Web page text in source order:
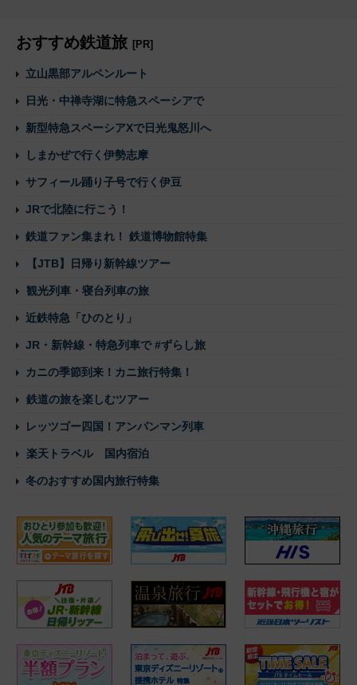
おすすめ鉄道旅 [PR]
立山黒部アルペンルート
日光・中禅寺湖に特急スペーシアで
新型特急スペーシアXで日光鬼怒川へ
しまかぜで行く伊勢志摩
サフィール踊り子号で行く伊豆
JRで北陸に行こう！
鉄道ファン集まれ！ 鉄道博物館特集
【JTB】日帰り新幹線ツアー
観光列車・寝台列車の旅
近鉄特急「ひのとり」
JR・新幹線・特急列車で #ずらし旅
カニの季節到来！カニ旅行特集！
鉄道の旅を楽しむツアー
レッツゴー四国！アンパンマン列車
楽天トラベル 国内宿泊
冬のおすすめ国内旅行特集